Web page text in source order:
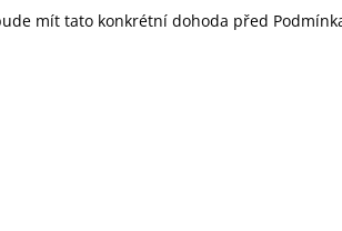
mít tato konkrétní dohoda před